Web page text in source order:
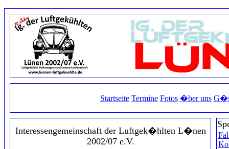
Startseite Termine Fotos �ber uns
Interessengemeinschaft der Luftgek�hlten L�nen
2002/07 e.V.